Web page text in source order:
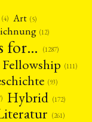
(4) Art (5)
(12)
for… (1287)
Fellowship (111)
(93)
Hybrid (172)
(261)